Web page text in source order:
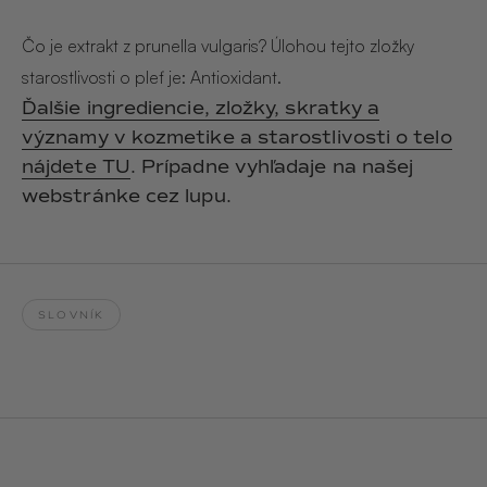
Čo je extrakt z prunella vulgaris? Úlohou tejto zložky
starostlivosti o pleť je: Antioxidant.
Ďalšie ingrediencie, zložky, skratky a
významy v kozmetike a starostlivosti o telo
nájdete TU. Prípadne vyhľadaje na našej
webstránke cez lupu.
SLOVNÍK
€29,90 €24,90
MUCUMU
Candle
ROUGE
€24,90
MUCUMU
Essentials set
L´AMOUR
€38,90
€24,90
Hand Cream Serum
Nail Oil
Candles
Sety
SOLEILLE